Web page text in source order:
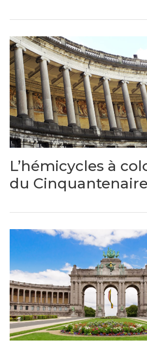
L’hémicycles à
du Cinquantenaire